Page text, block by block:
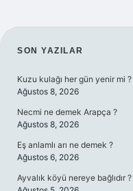
SIDEBAR
SON YAZILAR
Kuzu kulağı her gün yenir mi ?
Ağustos 8, 2026
Necmi ne demek Arapça ?
Ağustos 8, 2026
Eş anlamlı arı ne demek ?
Ağustos 6, 2026
Ayvalık köyü nereye bağlıdır ?